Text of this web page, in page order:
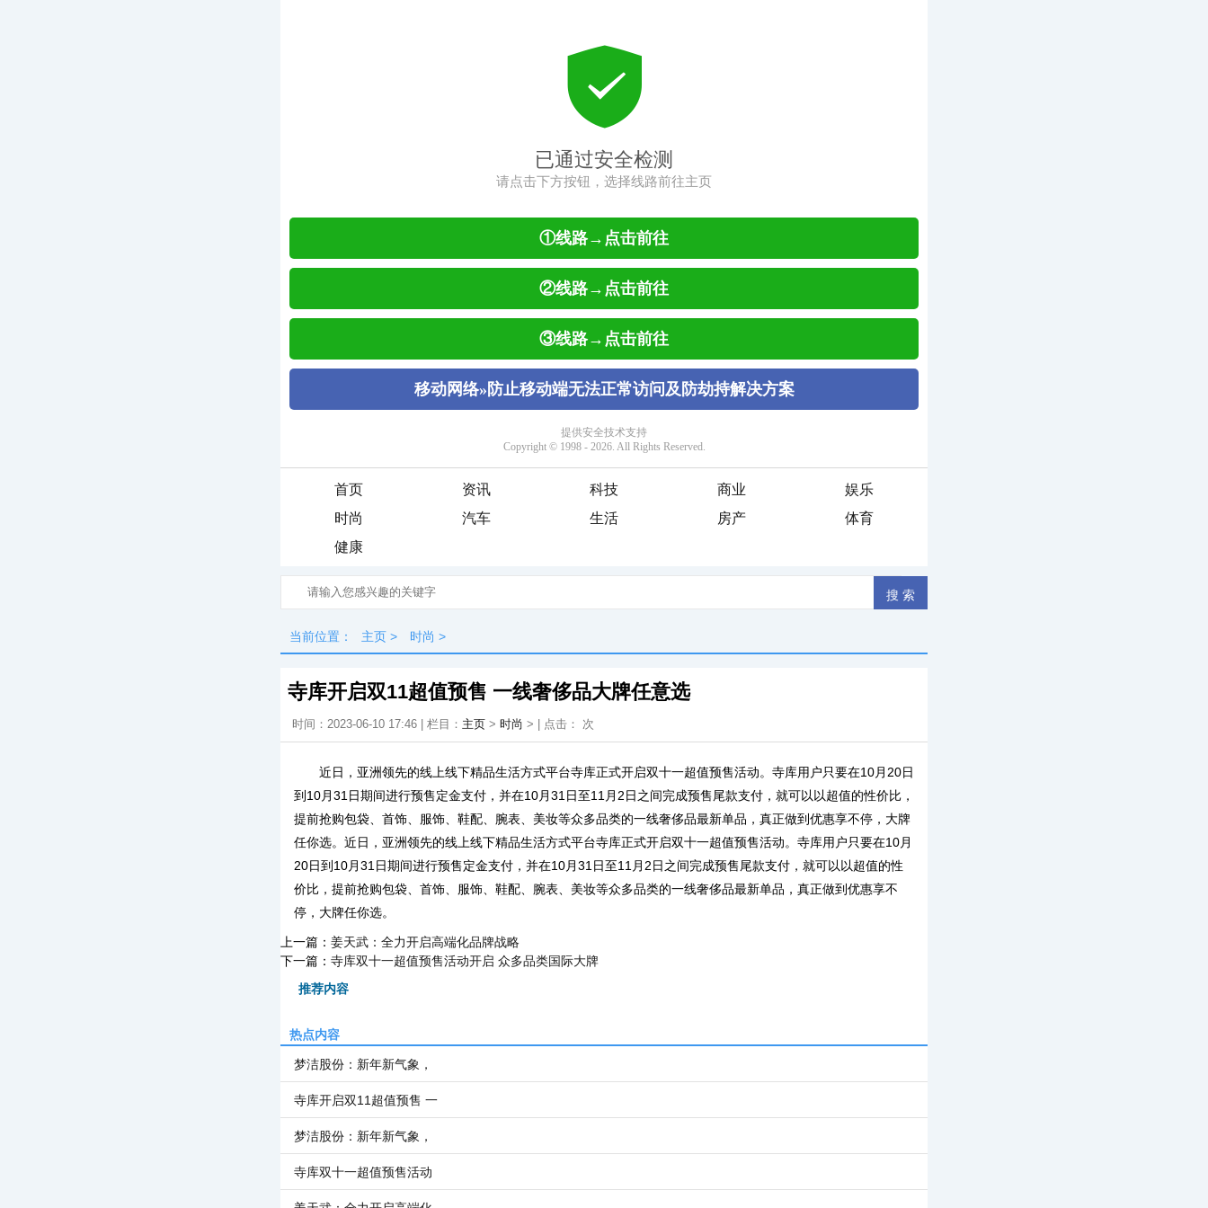
首页 资讯 科技 商业
娱乐
时尚
汽车 生活 房产
体育
健康
当前位置： 主页 > 时尚 >
寺库开启双11超值预售 一线奢侈品大牌任意选
时间：2023-06-10 17:46 | 栏目： 主页 > 时尚 > | 点击： 次
近日，亚洲领先的线上线下精品生活方式平台寺库正式开启双十一超值预售活动。寺库用户只要在10月20日
到10月31日期间进行预售定金支付，并在10月31日至11月2日之间完成预售尾款支付，就可以以超值的性价比，
提前抢购包袋、首饰、服饰、鞋配、腕表、美妆等众多品类的一线奢侈品最新单品，真正做到优惠享不停，大牌
任你选。近日，亚洲领先的线上线下精品生活方式平台寺库正式开启双十一超值预售活动。寺库用户只要在10月
20日到10月31日期间进行预售定金支付，并在10月31日至11月2日之间完成预售尾款支付，就可以以超值的性
价比，提前抢购包袋、首饰、服饰、鞋配、腕表、美妆等众多品类的一线奢侈品最新单品，真正做到优惠享不
停，大牌任你选。
上一篇： 姜天武：全力开启高端化品牌战略
下一篇： 寺库双十一超值预售活动开启 众多品类国际大牌
推荐内容
热点内容
梦洁股份：新年新气象，
寺库开启双11超值预售 一
梦洁股份：新年新气象，
寺库双十一超值预售活动